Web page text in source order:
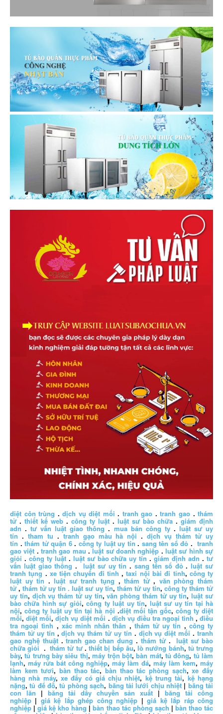
diệt côn trùng .dịch vụ diệt mối . tranh gao .tranh gao .thám
tử . thiết kế web . công ty luật . luật sư bào chữa . giám định
adn .tư vấn luật giao thông . mua bán công ty. luật sư uy
tín . tham tu . tranh gạo màu hà nội .dịch vụ thám tử uy
tín .thám tử quận 6. công ty luật uy tín . sang tên sổ đỏ .tranh
gao việt .tranh gao mau .luật sư doanh nghiệp .luật sư hình sự
giỏi . công ty luật. luật sư bào chữa uy tín .giám định adn .tư
vấn luật giao thông . luật sư uy tín .sang tên sổ đỏ.luật sư
tranh tụng . xe tiện chuyến đi tỉnh ,taxi nội bài đi tỉnh, công ty
luật uy tín .luật sư tranh tụng ,thám tử, văn phòng thám
tử ,thám tử uy tín . luật sư uy tín, thám tử uy tín, công ty thám tử
uy tín, dịch vụ thám tử uy tín,văn phòng thám tử uy tín,luật sư
bào chữa hình sự giỏi,công ty luật uy tín, luật sư uy tín tại hà
nội,công ty luật uy tín tại hà nội .diệt mối tận gốc, công ty diệt
mối,diệt mối,dịch vụ diệt mối . dịch vụ điều tra ngoại tình ,điều
tra ngoại tình , xác minh nhân thân , thám tử uy tín , công ty
thám tử uy tín ,dịch vụ thám tử uy tín . dịch vụ diệt mối .tranh
gao nghệ thuật.tranh gao chan dung . thám tử.luật sư bào
chữa giỏi .thám tử tư.thiết bị bếp âu,lò nướng bánh, tủ trưng
bày,tủ trưng bày siêu thị,máy trộn bột,bàn mát, tủ đông, tủ làm
lạnh, máy rửa bát công nghiệp, máy làm đá, máy làm kem, máy
làm kem tươi,bàn thao tác,bàn thao tác phòng sạch,xe đẩy
hàng nhà máy, xe đẩy có giá chịu nhiệt, kệ trung tải, kệ hạng
nặng,tủ để đồ,tủ phòng sạch, băng tải lưới chịu nhiệt| băng tải
con lăn | băng tải dây chuyền sản xuất | băng tải công
nghiệp | giá kệ lắp ghép công nghiệp |giá kệ lắp ráp công
nghiệp |giá kệ kho hàng |bàn thao tác phòng sạch | bàn thao tác